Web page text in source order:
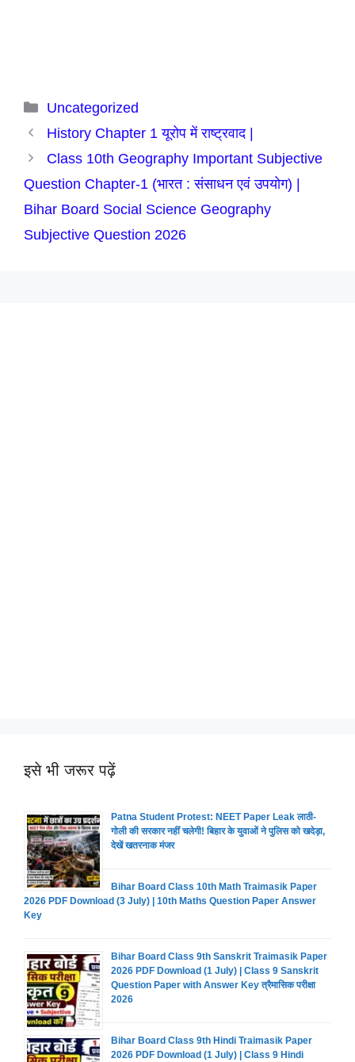
Categories
Uncategorized
History Chapter 1 यूरोप में राष्ट्रवाद |
Class 10th Geography Important Subjective
Question Chapter-1 (भारत : संसाधन एवं उपयोग) |
Bihar Board Social Science Geography
Subjective Question 2026
इसे भी जरूर पढ़ें
Patna Student Protest: NEET Paper Leak लाठी-
गोली की सरकार नहीं चलेगी! बिहार के युवाओं ने पुलिस को खदेड़ा,
देखें खतरनाक मंजर
Bihar Board Class 10th Math Traimasik Paper
2026 PDF Download (3 July) | 10th Maths Question Paper Answer
Key
Bihar Board Class 9th Sanskrit Traimasik Paper
2026 PDF Download (1 July) | Class 9 Sanskrit
Question Paper with Answer Key त्रैमासिक परीक्षा
2026
Bihar Board Class 9th Hindi Traimasik Paper
2026 PDF Download (1 July) | Class 9 Hindi